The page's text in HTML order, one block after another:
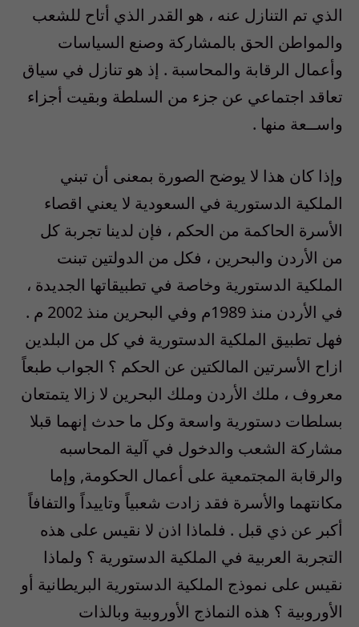
الذي تم التنازل عنه ، هو القدر الذي أتاح للشعب
والمواطن الحق بالمشاركة وصنع السياسات
وأعمال الرقابة والمحاسبة . إذ هو تنازل في سياق
تعاقد اجتماعي عن جزء من السلطة وبقيت أجزاء
واســعة منها .
وإذا كان هذا لا يوضح الصورة بمعنى أن تبني
الملكية الدستورية في السعودية لا يعني اقصاء
الأسرة الحاكمة من الحكم ، فإن لدينا تجربة كل
من الأردن والبحرين ، فكل من الدولتين تبنت
الملكية الدستورية وخاصة في تطبيقاتها الجديدة ،
في الأردن منذ 1989م وفي البحرين منذ 2002 م .
فهل تطبيق الملكية الدستورية في كل من البلدين
ازاح الأسرتين المالكتين عن الحكم ؟ الجواب طبعاً
معروف ، ملك الأردن وملك البحرين لا زالا يتمتعان
بسلطات دستورية واسعة وكل ما حدث إنهما قبلا
مشاركة الشعب والدخول في آلية المحاسبه
والرقابة المجتمعية على أعمال الحكومة, وإما
مكانتهما والأسرة فقد زادت شعبياً وتاييداً والتفافاً
أكبر عن ذي قبل . فلماذا اذن لا نقيس على هذه
التجربة العربية في الملكية الدستورية ؟ ولماذا
نقيس على نموذج الملكية الدستورية البريطانية أو
الأوروبية ؟ هذه النماذج الأوروبية وبالذات